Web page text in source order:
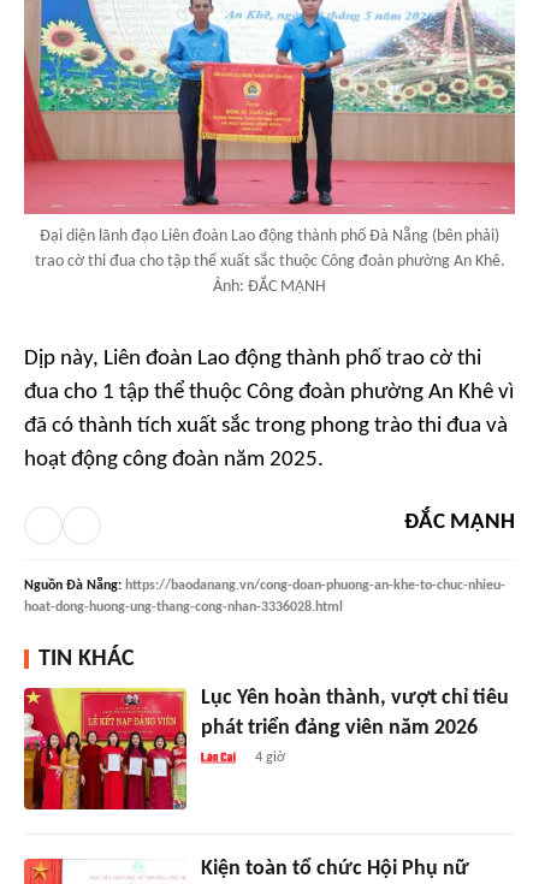
Đại diện lãnh đạo Liên đoàn Lao động thành phố Đà Nẵng (bên phải)
trao cờ thi đua cho tập thể xuất sắc thuộc Công đoàn phường An Khê.
Ảnh: ĐẮC MẠNH
Dịp này, Liên đoàn Lao động thành phố trao cờ thi
đua cho 1 tập thể thuộc Công đoàn phường An Khê vì
đã có thành tích xuất sắc trong phong trào thi đua và
hoạt động công đoàn năm 2025.
ĐẮC MẠNH
Nguồn Đà Nẵng: https://baodanang.vn/cong-doan-phuong-an-khe-to-chuc-nhieu-
hoat-dong-huong-ung-thang-cong-nhan-3336028.html
TIN KHÁC
Lục Yên hoàn thành, vượt chỉ tiêu
phát triển đảng viên năm 2026
4 giờ
Kiện toàn tổ chức Hội Phụ nữ